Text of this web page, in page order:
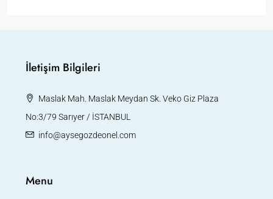
İletişim Bilgileri
Maslak Mah. Maslak Meydan Sk. Veko Giz Plaza
No:3/79 Sarıyer / İSTANBUL
info@aysegozdeonel.com
Menu